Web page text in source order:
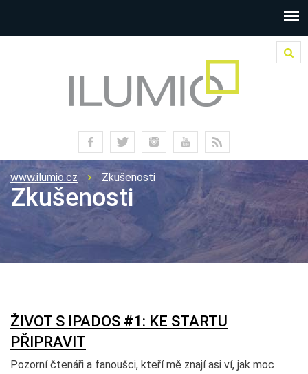
www.ilumio.cz Zkušenosti
Zkušenosti
ŽIVOT S IPADOS #1: KE STARTU
PŘIPRAVIT
Pozorní čtenáři a fanoušci, kteří mě znají asi ví, jak moc